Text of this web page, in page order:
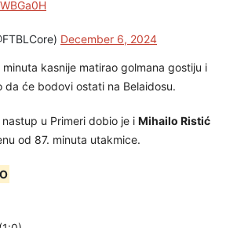
December 6, 2024
minuta kasnije matirao golmana gostiju i
da će bodovi ostati na Belaidosu.
u Primeri dobio je i Mihailo Ristić
od 87. minuta utakmice.